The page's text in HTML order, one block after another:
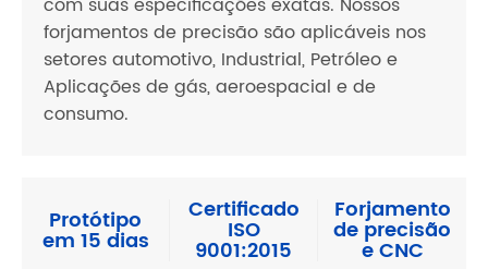
forjamentos de precisão são aplicáveis nos
setores automotivo, Industrial, Petróleo e
Aplicações de gás, aeroespacial e de
consumo.
Protótipo
em 15 dias
Certificado
ISO
9001:2015
Forjamento
de precisão
e CNC